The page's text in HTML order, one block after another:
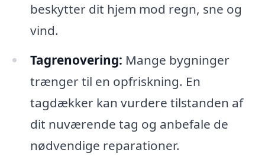
beskytter dit hjem mod regn, sne og
vind.
Tagrenovering: Mange bygninger
trænger til en opfriskning. En
tagdækker kan vurdere tilstanden af
dit nuværende tag og anbefale de
nødvendige reparationer.